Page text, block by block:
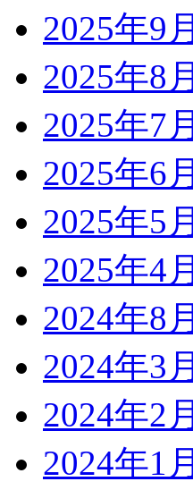
2025年9月
2025年8月
2025年7月
2025年6月
2025年5月
2025年4月
2024年8月
2024年3月
2024年2月
2024年1月